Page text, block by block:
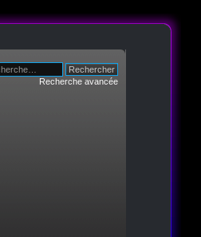
Recherche avancée